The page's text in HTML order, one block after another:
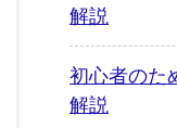
解説
初心者の
解説